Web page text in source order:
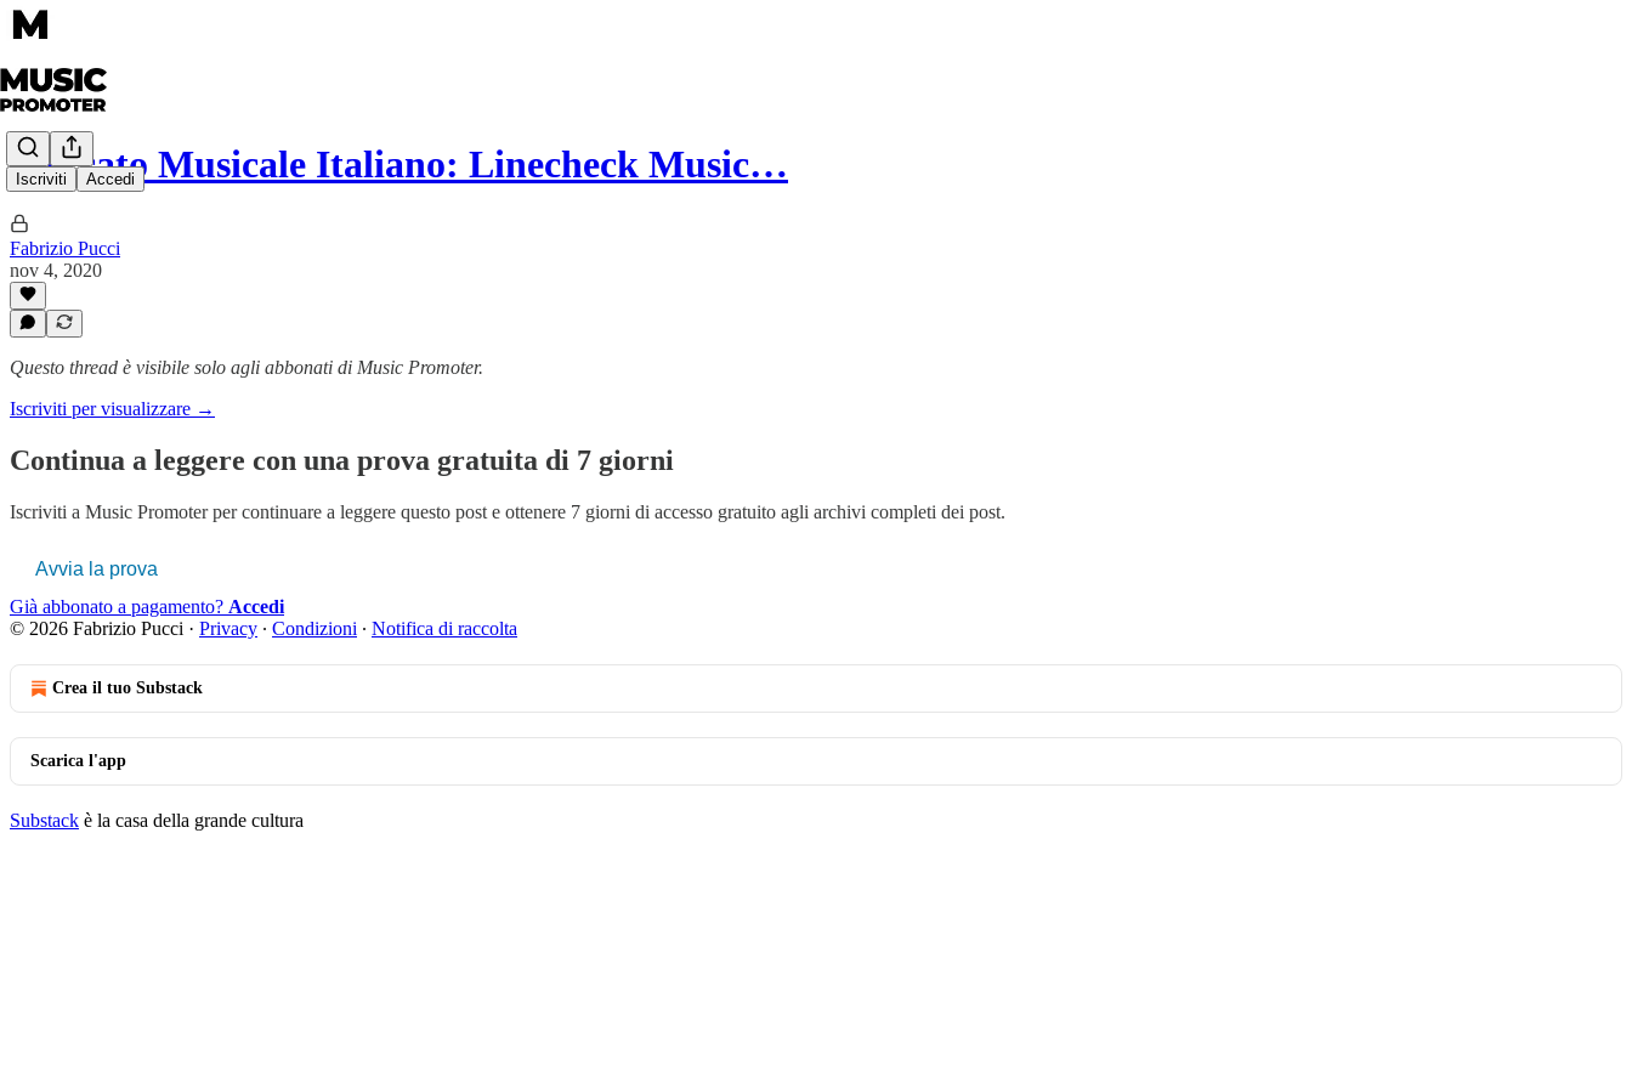
Iscriviti Accedi
Mercato Musicale Italiano: Linecheck Music…
Fabrizio Pucci
nov 4, 2020
Questo thread è visibile solo agli abbonati di Music Promoter.
Iscriviti per visualizzare →
Continua a leggere con una prova gratuita di 7 giorni
Iscriviti a Music Promoterper continuare a leggere questo post e ottenere 7 giorni di accesso gratuito agli archivi completi dei post.
Avvia la prova
Già abbonato a pagamento? Accedi
© 2026 Fabrizio Pucci · Privacy ∙ Condizioni ∙ Notifica di raccolta
Crea il tuo Substack
Scarica l'app
Substack è la casa della grande cultura